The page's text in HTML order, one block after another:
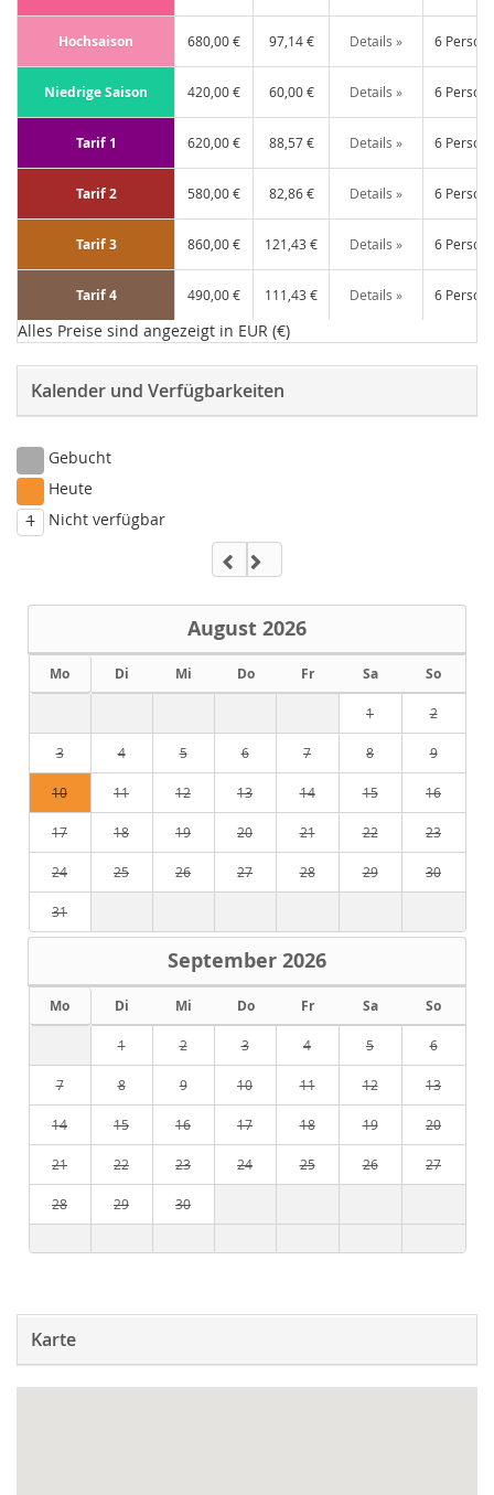
Hochsaison 680,00 € 97,14 € Details » 6
Niedrige Saison 420,00 € 60,00 € Details » 6
Tarif 1 620,00 € 88,57 € Details » 6
Tarif 2 580,00 € 82,86 € Details » 6
Tarif 3 860,00 € 121,43 € Details » 6
Tarif 4 490,00 € 111,43 € Details » 6
Alles Preise sind angezeigt in EUR (€)
Kalender und Verfügbarkeiten
Gebucht
Heute
1
Nicht verfügbar
August 2026
Mo Di Mi Do Fr Sa So
1 2
3 4 5 6 7 8 9
10 11 12 13 14 15 16
17 18 19 20 21 22 23
24 25 26 27 28 29 30
31
September 2026
Mo Di Mi Do Fr Sa So
1 2 3 4 5 6
7 8 9 10 11 12 13
14 15 16 17 18 19 20
21 22 23 24 25 26 27
28 29 30
Karte